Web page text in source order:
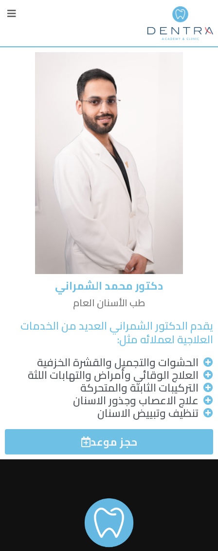
دكتور محمد الشمراني
طب الأسنان العام
يقدم الدكتور الشمراني العديد من الخدمات
العلاجية لعملائه مثل:
الحشوات والتجميل والقشرة الخزفية
العلاج الوقائي وأمراض والتهابات اللثة
التركيبات الثابتة والمتحركة
علاج الاعصاب وجذور الاسنان
تنظيف وتبييض الاسنان
حجز موعد